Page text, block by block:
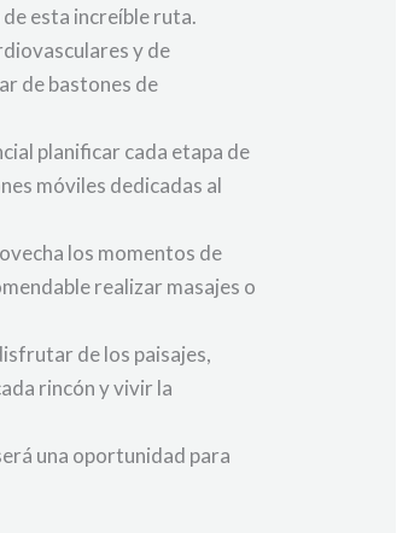
esta increíble ruta.
y de
de bastones de
planificar cada etapa de
móviles dedicadas al
los momentos de
realizar masajes o
de los paisajes,
rincón y vivir la
una oportunidad para